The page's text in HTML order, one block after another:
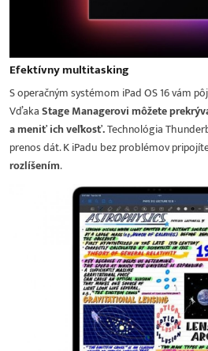
Efektívny multitasking
S operačným systémom iPad OS 16 vám
VďakaStage Managerovi môžete
a meniť ich veľkosť.Technológia
prenos dát. K iPadu bez problémov
rozlíšením.